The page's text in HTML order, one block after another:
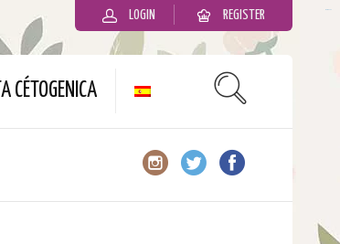
LOGIN REGISTER
CÉTOGENICA